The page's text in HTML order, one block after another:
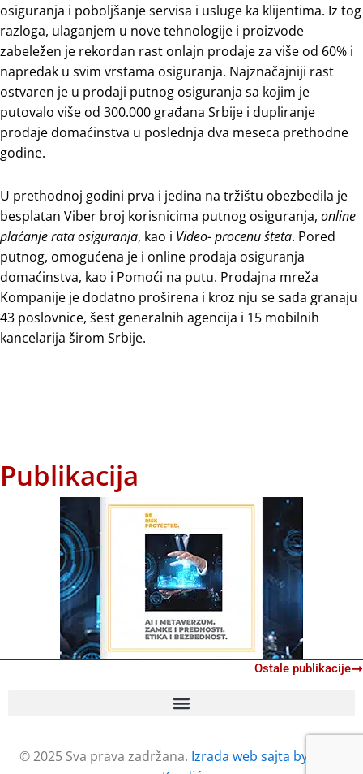
osiguranja i poboljšanje servisa i usluge ka klijentima. Iz tog
razloga, ulaganjem u nove tehnologije i proizvode
zabeležen je rekordan rast onlajn prodaje za više od 60% i
napredak u svim vrstama osiguranja. Najznačajniji rast
ostvaren je u prodaji putnog osiguranja sa kojim je
putovalo više od 300.000 građana Srbije i dupliranje
prodaje domaćinstva u poslednja dva meseca prethodne
godine.
U prethodnoj godini prva i jedina na tržištu obezbedila je
besplatan Viber broj korisnicima putnog osiguranja, online
plaćanje rata osiguranja, kao i Video- procenu šteta. Pored
putnog, omogućena je i online prodaja osiguranja
domaćinstva, kao i Pomoći na putu. Prodajna mreža
Kompanije je dodatno proširena i kroz nju se sada granaju
43 poslovnice, šest generalnih agencija i 15 mobilnih
kancelarija širom Srbije.
Publikacija
Ostale publikacije
© 2025 Sva prava zadržana. Izrada web sajta by Petar